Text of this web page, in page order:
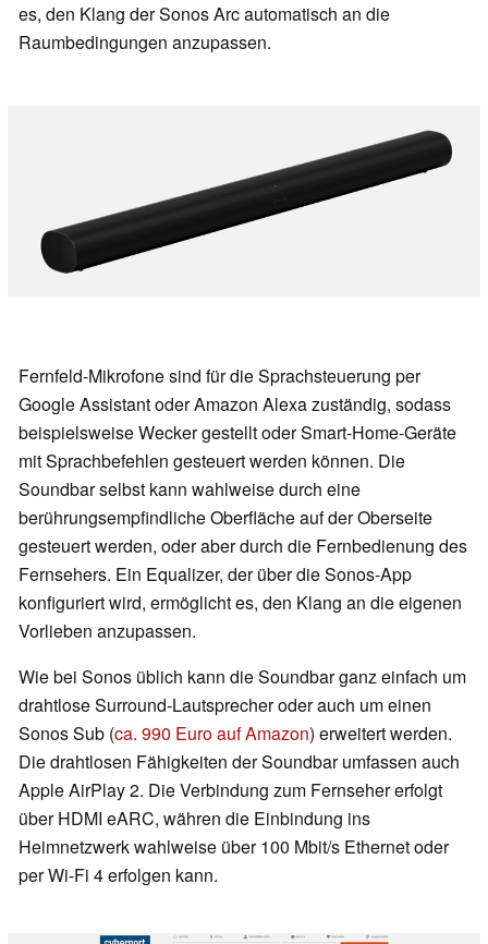
es, den Klang der Sonos Arc automatisch an die
Raumbedingungen anzupassen.
Fernfeld-Mikrofone sind für die Sprachsteuerung per
Google Assistant oder Amazon Alexa zuständig, sodass
beispielsweise Wecker gestellt oder Smart-Home-Geräte
mit Sprachbefehlen gesteuert werden können. Die
Soundbar selbst kann wahlweise durch eine
berührungsempfindliche Oberfläche auf der Oberseite
gesteuert werden, oder aber durch die Fernbedienung des
Fernsehers. Ein Equalizer, der über die Sonos-App
konfiguriert wird, ermöglicht es, den Klang an die eigenen
Vorlieben anzupassen.
Wie bei Sonos üblich kann die Soundbar ganz einfach um
drahtlose Surround-Lautsprecher oder auch um einen
Sonos Sub (ca. 990 Euro auf Amazon) erweitert werden.
Die drahtlosen Fähigkeiten der Soundbar umfassen auch
Apple AirPlay 2. Die Verbindung zum Fernseher erfolgt
über HDMI eARC, währen die Einbindung ins
Heimnetzwerk wahlweise über 100 Mbit/s Ethernet oder
per Wi-Fi 4 erfolgen kann.